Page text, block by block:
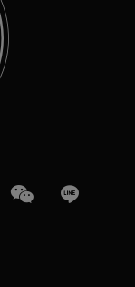
WeChatLine